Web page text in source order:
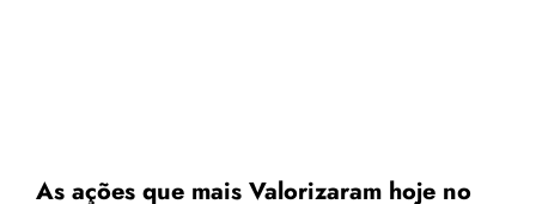
As ações que mais Valorizaram hoje no